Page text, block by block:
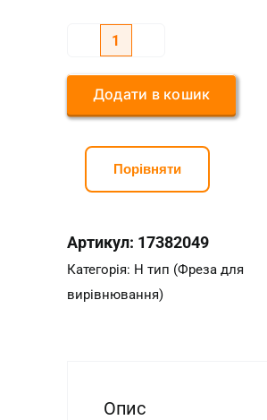
профільна
Н12,
ARDEN
кількість
Додати в кошик
Порівняти
Артикул: 17382049
Категорія: Н тип (Фреза для
вирівнювання)
Опис